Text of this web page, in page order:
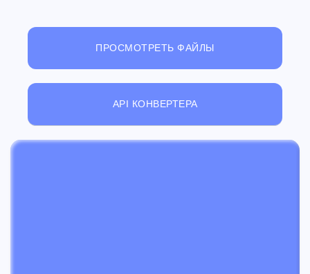
ПРОСМОТРЕТЬ ФАЙЛЫ
API КОНВЕРТЕРА